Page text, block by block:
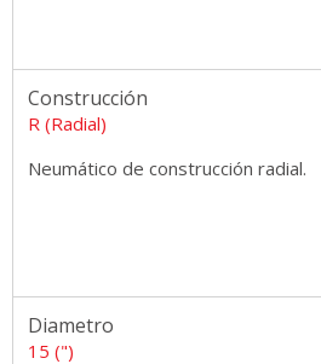
Construcción
R (Radial)
Neumático de construcción radial.
Diametro
15 (")